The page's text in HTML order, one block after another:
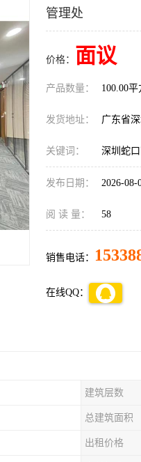
管理处
价格： 面议
产品数量： 100.00
发货地址： 广东省
关键词： 深圳蛇
发布日期： 2026-08-
阅 读 量： 58
销售电话：
在线QQ：
建筑层数
总建筑面积
出租价格